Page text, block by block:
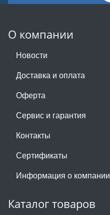
О компании
Новости
Доставка и оплата
Оферта
Сервис и гарантия
Контакты
Сертификаты
Информация о компании
Каталог товаров